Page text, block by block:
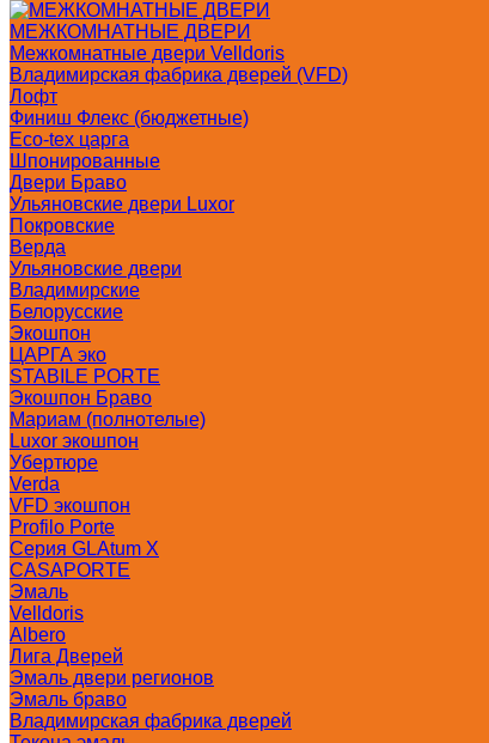
МЕЖКОМНАТНЫЕ ДВЕРИ
Межкомнатные двери Velldoris
Владимирская фабрика дверей (VFD)
Лофт
Финиш Флекс (бюджетные)
Eco-tex царга
Шпонированные
Двери Браво
Ульяновские двери Luxor
Покровские
Верда
Ульяновские двери
Владимирские
Белорусские
Экошпон
ЦАРГА эко
STABILE PORTE
Экошпон Браво
Мариам (полнотелые)
Luxor экошпон
Убертюре
Verda
VFD экошпон
Profilo Porte
Серия GLAtum X
CASAPORTE
Эмаль
Velldoris
Albero
Лига Дверей
Эмаль двери регионов
Эмаль браво
Владимирская фабрика дверей